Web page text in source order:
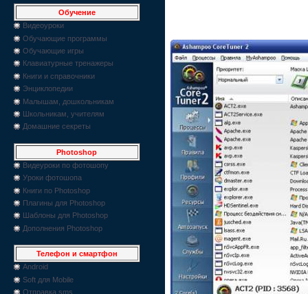
Обучение
Видеоуроки
Обучающие программы
Обучающие игры
Клавиатурные тренажеры
Книги и справочники
Энциклопедии
Малышам, дошкольникам
Школьникам, учителям
Домашние секреты
Photoshop
Видеуроки по фотошопу
Уроки фотошопа
Книги по Photoshop
Плагины для Photoshop
Шаблоны для Photoshop
Дополнения Photoshop
Телефон и смартфон
Android
Soft для Mobile
Отправка sms